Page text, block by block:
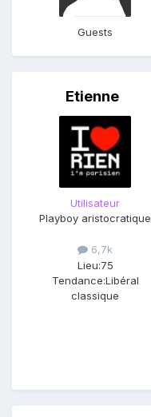
Guests
Etienne
Utilisateur
Playboy aristocratique
6,7k
Lieu:75
Tendance:Libéral
classique